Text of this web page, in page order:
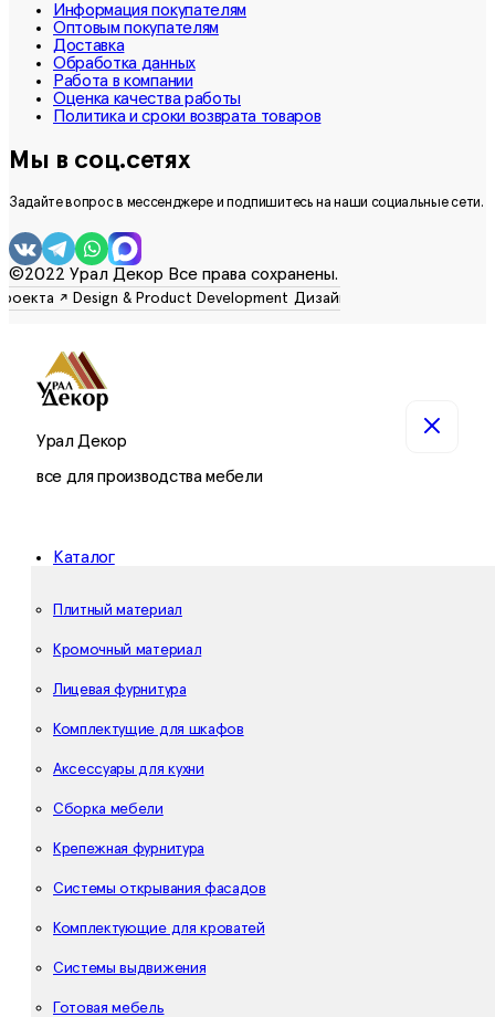
Информация покупателям
Оптовым покупателям
Доставка
Обработка данных
Работа в компании
Оценка качества работы
Политика и сроки возврата товаров
Мы в соц.сетях
Задайте вопрос в мессенджере и подпишитесь на наши социальные сети.
©2022 Урал Декор Все права сохранены.
Урал Декор
все для производства мебели
Каталог
Плитный материал
Кромочный материал
Лицевая фурнитура
Комплектущие для шкафов
Аксессуары для кухни
Сборка мебели
Крепежная фурнитура
Системы открывания фасадов
Комплектующие для кроватей
Системы выдвижения
Готовая мебель